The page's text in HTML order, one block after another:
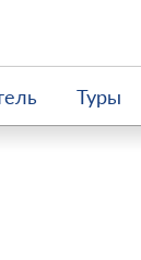
Туры